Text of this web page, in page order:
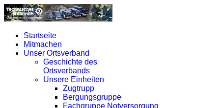
Startseite
Mitmachen
Unser Ortsverband
Geschichte des
Ortsverbands
Unsere Einheiten
Zugtrupp
Bergungsgruppe
Fachgruppe Notversorgung